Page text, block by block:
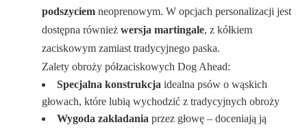
podszyciem neoprenowym. W opcjach personalizacji jest
dostępna równieżwersja martingale, z kółkiem
zaciskowym zamiast tradycyjnego paska.
Zalety obroży półzaciskowych Dog Ahead:
Specjalna konstrukcja idealna psów o wąskich
głowach, które lubią wychodzić z tradycyjnych obroży
Wygoda zakładania przez głowę – doceniają ją